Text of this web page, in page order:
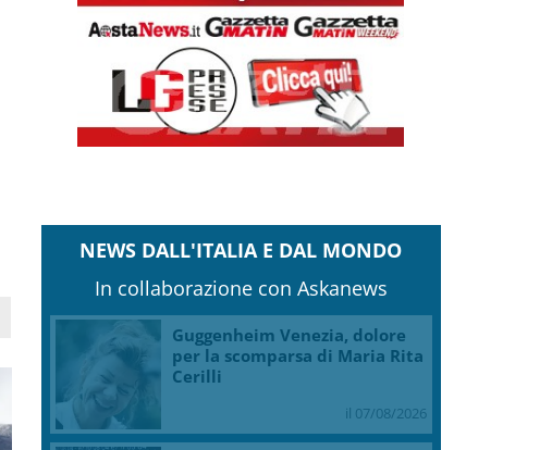
NEWS DALL'ITALIA E DAL MONDO
In collaborazione con Askanews
Guggenheim Venezia, dolore
per la scomparsa di Maria Rita
Cerilli
il 07/08/2026